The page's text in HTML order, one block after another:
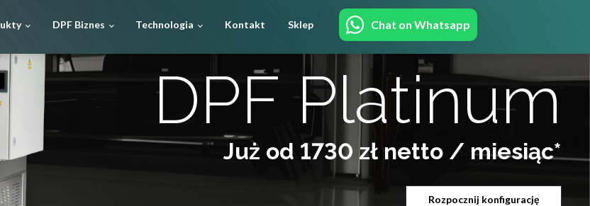
DPF Biznes Technologia Kontakt Sklep Chat on Whatsapp
DPF Platinum
Już od 1730 zł netto / miesiąc*
Rozpocznij konfigurację